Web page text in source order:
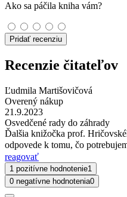
Ako sa páčila kniha vám?
Pridať recenziu
Recenzie čitateľov
Ľudmila Martišovičová
Overený nákup
21.9.2023
Osvedčené rady do záhrady
Ďalšia knižočka prof.
odpovede k tomu, čo
reagovať
1 pozitívne hodnotenie1
0 negatívne hodnotenia0